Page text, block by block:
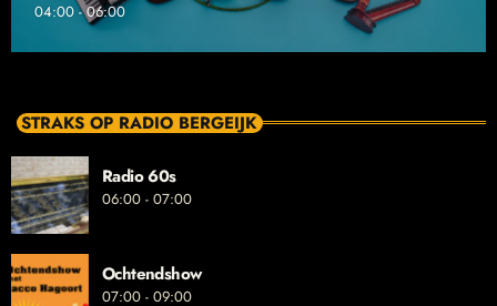
04:00 - 06:00
STRAKS OP RADIO BERGEIJK
Radio 60s
06:00 - 07:00
Ochtendshow
07:00 - 09:00